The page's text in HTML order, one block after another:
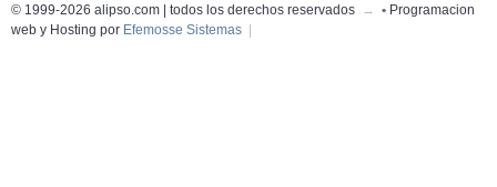
© 1999-2026 alipso.com | todos los derechos reservados → • Programacion
web y Hosting por Efemosse Sistemas |